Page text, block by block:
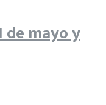
mayo y